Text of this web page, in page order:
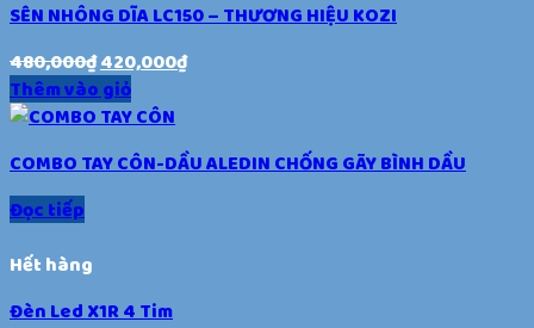
SÊN NHÔNG DĨA LC150 – THƯƠNG HIỆU KOZI
480,000₫420,000₫
Thêm vào giỏ
COMBO TAY CÔN-DẦU ALEDIN CHỐNG GÃY BÌNH DẦU
Đọc tiếp
Hết hàng
Đèn Led X1R 4 Tim